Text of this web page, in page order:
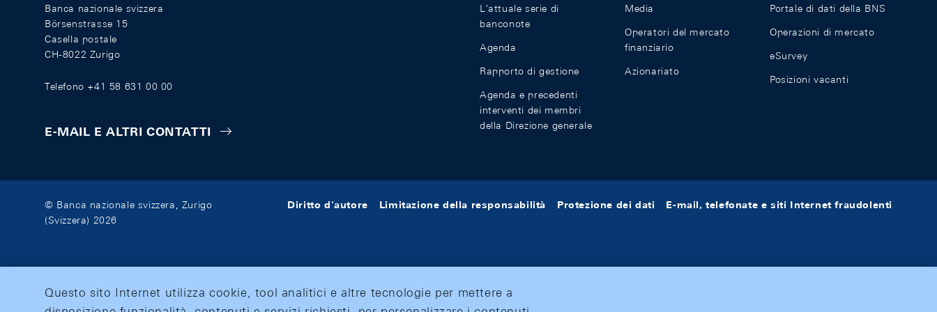
Banca nazionale svizzera
Börsenstrasse 15
Casella postale
CH-8022 Zurigo
Telefono +41 58 631 00 00
E-MAIL E ALTRI CONTATTI
L'attuale serie di
banconote
Agenda
Rapporto di gestione
Agenda e precedenti
interventi dei membri
della Direzione generale
Media
Operatori del mercato
finanziario
Azionariato
Portale di dati della BNS
Operazioni di mercato
eSurvey
Posizioni vacanti
© Banca nazionale svizzera, Zurigo
(Svizzera) 2026
Diritto d'autore Limitazione della responsabilità Protezione dei dati E-mail, telefonate e siti Internet fraudolenti
Questo sito Internet utilizza cookie, tool analitici e altre tecnologie per mettere a